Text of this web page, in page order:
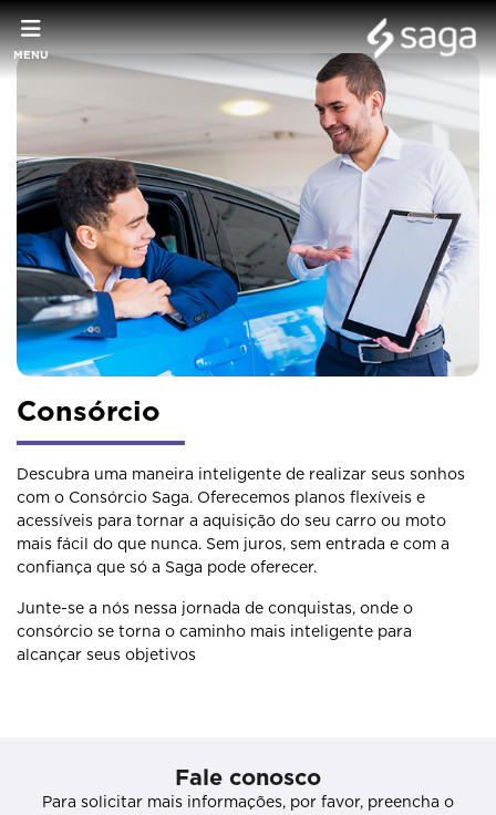
MENU
Consórcio
Descubra uma maneira inteligente de realizar seus sonhos
com o Consórcio Saga. Oferecemos planos flexíveis e
acessíveis para tornar a aquisição do seu carro ou moto
mais fácil do que nunca. Sem juros, sem entrada e com a
confiança que só a Saga pode oferecer.
Junte-se a nós nessa jornada de conquistas, onde o
consórcio se torna o caminho mais inteligente para
alcançar seus objetivos
Fale conosco
Para solicitar mais informações, por favor, preencha o